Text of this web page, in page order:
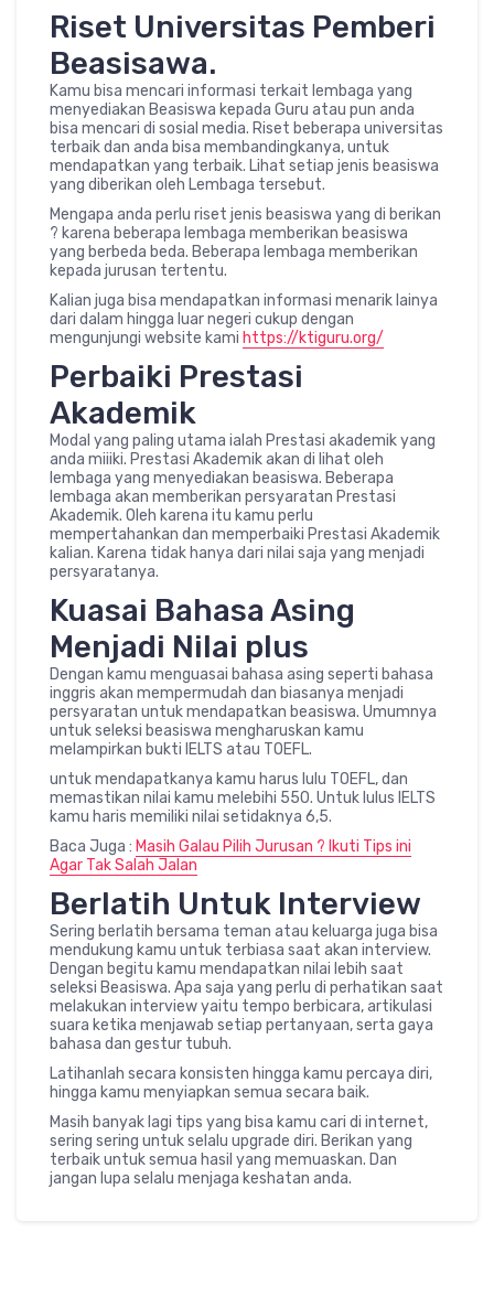
Riset Universitas Pemberi
Beasisawa.
Kamu bisa mencari informasi terkait lembaga yang
menyediakan Beasiswa kepada Guru atau pun anda
bisa mencari di sosial media. Riset beberapa universitas
terbaik dan anda bisa membandingkanya, untuk
mendapatkan yang terbaik. Lihat setiap jenis beasiswa
yang diberikan oleh Lembaga tersebut.
Mengapa anda perlu riset jenis beasiswa yang di berikan
? karena beberapa lembaga memberikan beasiswa
yang berbeda beda. Beberapa lembaga memberikan
kepada jurusan tertentu.
Kalian juga bisa mendapatkan informasi menarik lainya
dari dalam hingga luar negeri cukup dengan
mengunjungi website kami https://ktiguru.org/
Perbaiki Prestasi
Akademik
Modal yang paling utama ialah Prestasi akademik yang
anda miiiki. Prestasi Akademik akan di lihat oleh
lembaga yang menyediakan beasiswa. Beberapa
lembaga akan memberikan persyaratan Prestasi
Akademik. Oleh karena itu kamu perlu
mempertahankan dan memperbaiki Prestasi Akademik
kalian. Karena tidak hanya dari nilai saja yang menjadi
persyaratanya.
Kuasai Bahasa Asing
Menjadi Nilai plus
Dengan kamu menguasai bahasa asing seperti bahasa
inggris akan mempermudah dan biasanya menjadi
persyaratan untuk mendapatkan beasiswa. Umumnya
untuk seleksi beasiswa mengharuskan kamu
melampirkan bukti IELTS atau TOEFL.
untuk mendapatkanya kamu harus lulu TOEFL, dan
memastikan nilai kamu melebihi 550. Untuk lulus IELTS
kamu haris memiliki nilai setidaknya 6,5.
Baca Juga : Masih Galau Pilih Jurusan ? Ikuti Tips ini
Agar Tak Salah Jalan
Berlatih Untuk Interview
Sering berlatih bersama teman atau keluarga juga bisa
mendukung kamu untuk terbiasa saat akan interview.
Dengan begitu kamu mendapatkan nilai lebih saat
seleksi Beasiswa. Apa saja yang perlu di perhatikan saat
melakukan interview yaitu tempo berbicara, artikulasi
suara ketika menjawab setiap pertanyaan, serta gaya
bahasa dan gestur tubuh.
Latihanlah secara konsisten hingga kamu percaya diri,
hingga kamu menyiapkan semua secara baik.
Masih banyak lagi tips yang bisa kamu cari di internet,
sering sering untuk selalu upgrade diri. Berikan yang
terbaik untuk semua hasil yang memuaskan. Dan
jangan lupa selalu menjaga keshatan anda.